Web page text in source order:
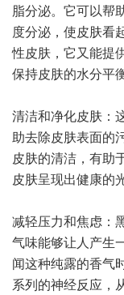
脂分泌。它可以帮
度分泌，使皮肤看
性皮肤，它又能提
保持皮肤的水分平衡
清洁和净化皮肤：
助去除皮肤表面的
皮肤的清洁，有助
皮肤呈现出健康的
减轻压力和焦虑：
气味能够让人产生
闻这种纯露的香气
系列的神经反应，